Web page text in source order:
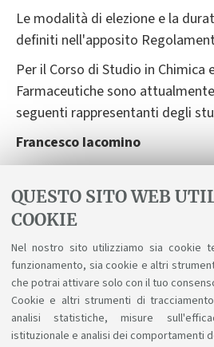
QUESTO SITO WEB
COOKIE
Nel nostro sito utilizziamo sia cookie
funzionamento, sia cookie e altri
che potrai attivare solo con il tuo
Cookie e altri strumenti di
analisi statistiche, misure
istituzionale e analisi dei comportamenti
Le modalità di elezione e la
definiti nell'apposito
Per il Corso di Studio in Chimica
Farmaceutiche sono
seguenti rappresentanti degli
Francesco Iacomino
e-mail:
Riccardo Ghedin Ghedin
e-mail:
Gaia Montanini
e-mail: